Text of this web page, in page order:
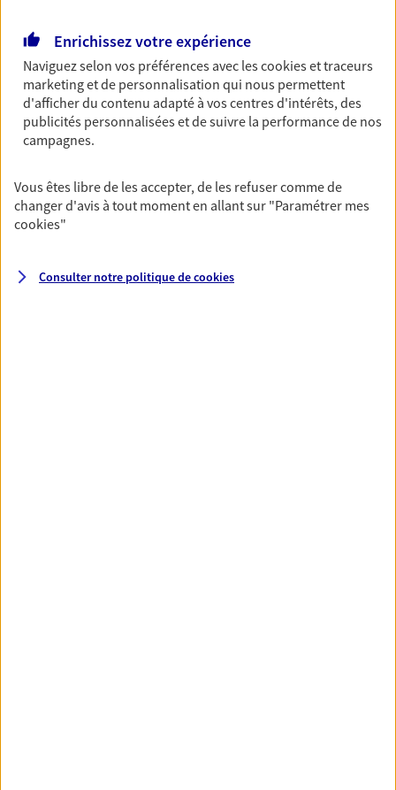
Préparez sereinement ce nouveau chapitre de
votre vie avec les conseils d'un expert. Découvrez
notre solution PER (Plan Epargne Retraite)
spécialement conçue pour la retraite.
Couvrez vos dépenses de santé ainsi que celles de
votre famille avec la complémentaire santé qui
vous ressemble.
Prévoyance
Enrichissez votre expérience
Naviguez selon vos préférences avec lescookies et traceurs
marketing et de personnalisation qui nous permettent
d'afficher du contenu adapté à vos centres d'intérêts, des
publicités personnalisées et de suivre la performance de nos
campagnes.
Vous êtes libre de les accepter, de les refuser comme de
changer d'avis à tout moment en allant sur "Paramétrer mes
cookies"
Consulter notre politique decookies